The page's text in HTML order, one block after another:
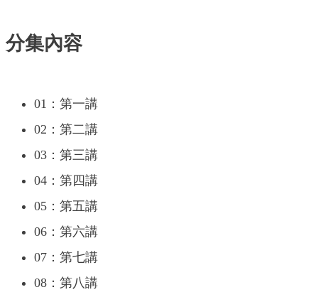
分集內容
01：第一講
02：第二講
03：第三講
04：第四講
05：第五講
06：第六講
07：第七講
08：第八講